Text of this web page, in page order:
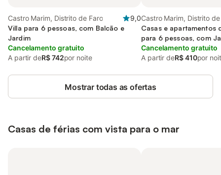
Castro Marim, Distrito de Faro
9,0
Villa para 6 pessoas, com Balcão e
Jardim
Cancelamento gratuito
A partir deR$ 742por noite
Castro Marim, Distrito
Casas e apartamentos
para 6 pessoas, com
Cancelamento gratuito
A partir deR$ 410por
Mostrar todas as ofertas
Casas de férias com vista para o mar